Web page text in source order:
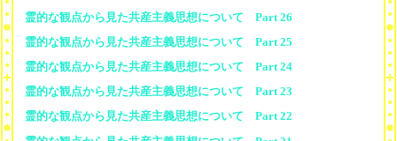
霊的な観点から見た共産主義思想について Part 26
霊的な観点から見た共産主義思想について Part 25
霊的な観点から見た共産主義思想について Part 24
霊的な観点から見た共産主義思想について Part 23
霊的な観点から見た共産主義思想について Part 22